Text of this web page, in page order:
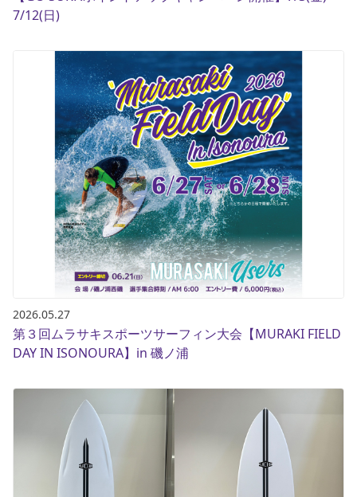
7/12(日)
2026.05.27
第３回ムラサキスポーツサーフィン大会【MURAKI FIELD
DAY IN ISONOURA】in 磯ノ浦